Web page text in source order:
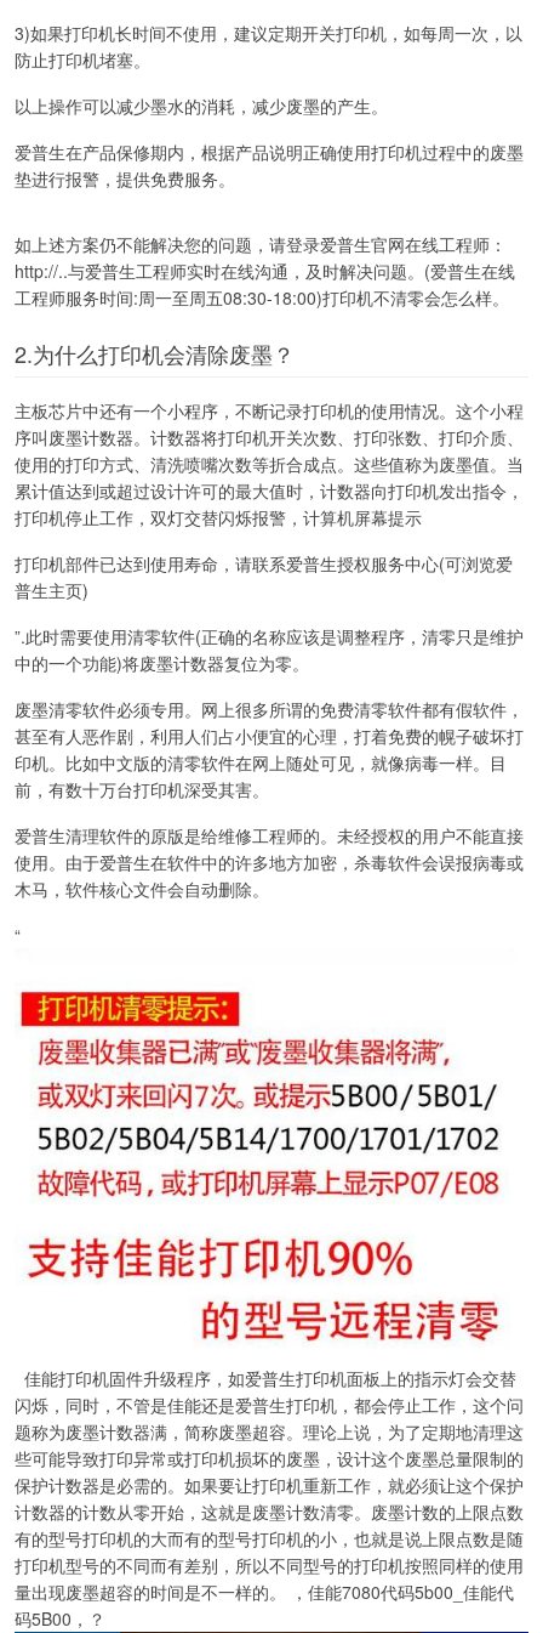
3)如果打印机长时间不使用，建议定期开关打印机，如每周一次，以
防止打印机堵塞。
以上操作可以减少墨水的消耗，减少废墨的产生。
爱普生在产品保修期内，根据产品说明正确使用打印机过程中的废墨
垫进行报警，提供免费服务。
如上述方案仍不能解决您的问题，请登录爱普生官网在线工程师：
http://..与爱普生工程师实时在线沟通，及时解决问题。(爱普生在线
工程师服务时间:周一至周五08:30-18:00)打印机不清零会怎么样。
2.为什么打印机会清除废墨？
主板芯片中还有一个小程序，不断记录打印机的使用情况。这个小程
序叫废墨计数器。计数器将打印机开关次数、打印张数、打印介质、
使用的打印方式、清洗喷嘴次数等折合成点。这些值称为废墨值。当
累计值达到或超过设计许可的最大值时，计数器向打印机发出指令，
打印机停止工作，双灯交替闪烁报警，计算机屏幕提示
打印机部件已达到使用寿命，请联系爱普生授权服务中心(可浏览爱
普生主页)
”.此时需要使用清零软件(正确的名称应该是调整程序，清零只是维护
中的一个功能)将废墨计数器复位为零。
废墨清零软件必须专用。网上很多所谓的免费清零软件都有假软件，
甚至有人恶作剧，利用人们占小便宜的心理，打着免费的幌子破坏打
印机。比如中文版的清零软件在网上随处可见，就像病毒一样。目
前，有数十万台打印机深受其害。
爱普生清理软件的原版是给维修工程师的。未经授权的用户不能直接
使用。由于爱普生在软件中的许多地方加密，杀毒软件会误报病毒或
木马，软件核心文件会自动删除。
“
佳能打印机固件升级程序，如爱普生打印机面板上的指示灯会交替
闪烁，同时，不管是佳能还是爱普生打印机，都会停止工作，这个问
题称为废墨计数器满，简称废墨超容。理论上说，为了定期地清理这
些可能导致打印异常或打印机损坏的废墨，设计这个废墨总量限制的
保护计数器是必需的。如果要让打印机重新工作，就必须让这个保护
计数器的计数从零开始，这就是废墨计数清零。废墨计数的上限点数
有的型号打印机的大而有的型号打印机的小，也就是说上限点数是随
打印机型号的不同而有差别，所以不同型号的打印机按照同样的使用
量出现废墨超容的时间是不一样的。 ，佳能7080代码5b00_佳能代
码5B00，？